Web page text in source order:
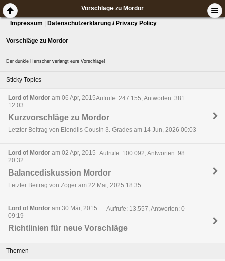
Vorschläge zu Mordor
Impressum Datenschutzerklärung / Privacy Policy
Vorschläge zu Mordor
Der dunkle Herrscher verlangt eure Vorschläge!
Sticky Topics
Lord of Mordor am 06 Apr, 2015
12:03
Aufrufe: 247.155, Antworten: 381
Kurzvorschläge zu Mordor
Letzter Beitrag von Elendils Cousin 3. Grades am 14 Jun, 2026 00:03
Lord of Mordor am 02 Apr, 2015
20:32
Aufrufe: 100.092, Antworten: 98
Balancediskussion Mordor
Letzter Beitrag von Zoger am 22 Mai, 2025 18:35
Lord of Mordor am 30 Mär, 2015
09:19
Aufrufe: 13.557, Antworten: 0
Richtlinien für neue Vorschläge
Themen